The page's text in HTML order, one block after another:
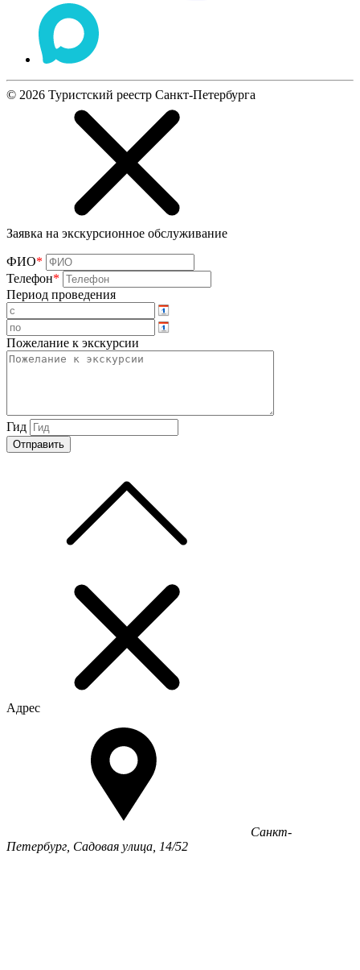
© 2026 Туристский реестр Санкт-Петербурга
Заявка на экскурсионное обслуживание
ФИО*
Телефон*
Период проведения
Пожелание к экскурсии
Гид
Адрес
Санкт-
Петербург, Садовая улица, 14/52